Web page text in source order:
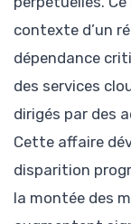
contexte d’un
dépendance
des services
dirigés par des
Cette affaire
disparition
la montée des